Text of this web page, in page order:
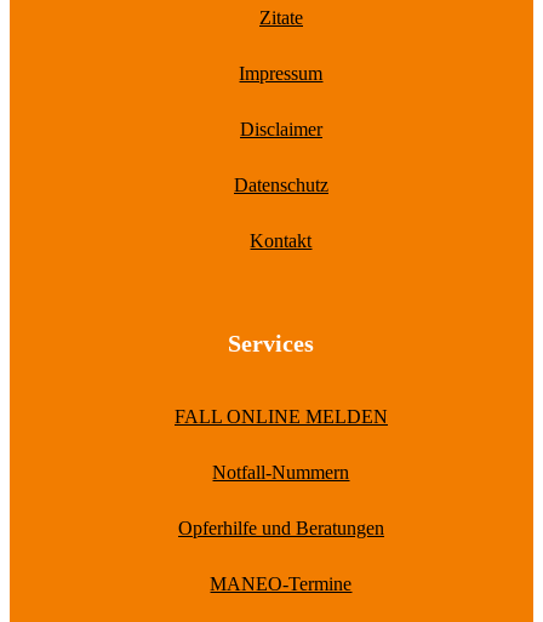
Zitate
Impressum
Disclaimer
Datenschutz
Kontakt
Services
FALL ONLINE MELDEN
Notfall-Nummern
Opferhilfe und Beratungen
MANEO-Termine